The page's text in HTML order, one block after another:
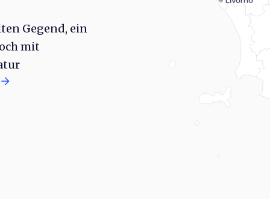
Gegend, ein
mit
arrow_forward